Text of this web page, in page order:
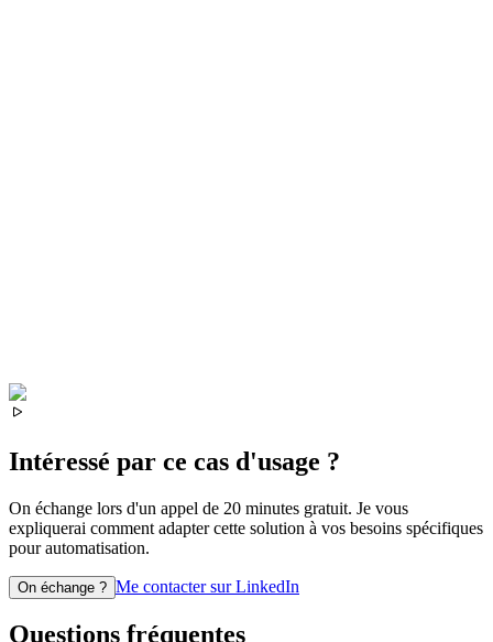
Intéressé par ce cas d'usage ?
On échange lors d'un appel de 20 minutes gratuit. Je vous
expliquerai comment adapter cette solution à vos besoins spécifiques
pourautomatisation.
On échange ? Me contacter sur LinkedIn
Questions fréquentes